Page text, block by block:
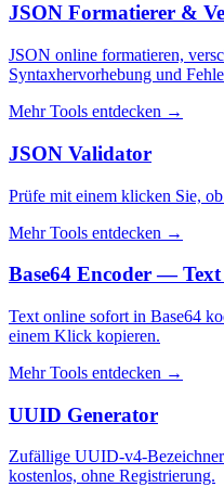
JSON Formatierer &
JSON online formatieren,
Syntaxhervorhebung und
Mehr Tools entdecken →
JSON Validator
Prüfe mit einem klicken Sie,
Mehr Tools entdecken →
Base64 Encoder —
Text online sofort in Base64
einem Klick kopieren.
Mehr Tools entdecken →
UUID Generator
Zufällige UUID-v4-
kostenlos, ohne Registrierung.